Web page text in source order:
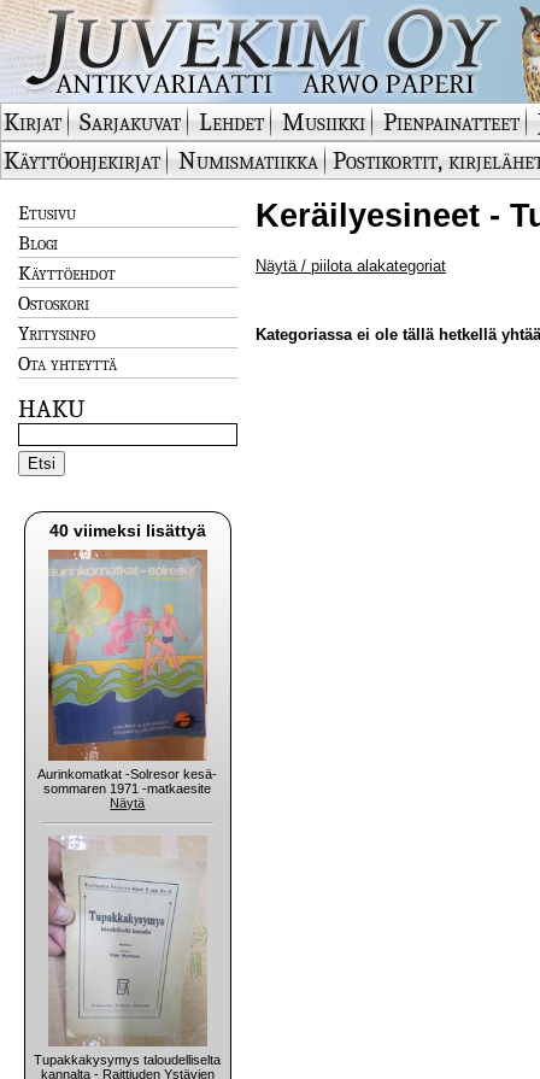
Kirjat Sarjakuvat Lehdet Musiikki Pienpainatteet
Käyttöohjekirjat
Numismatiikka Postikortit,
Etusivu
Blogi
Käyttöehdot
Ostoskori
Yritysinfo
Ota yhteyttä
HAKU
40 viimeksi lisättyä
Aurinkomatkat -Solresor kesä-
sommaren 1971 -matkaesite
Näytä
Tupakkakysymys taloudelliselta
kannalta - Raittiuden Ystävien
Keräilyesineet -
Näytä / piilota alakategoriat
Kategoriassa ei ole tällä hetkellä